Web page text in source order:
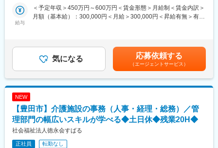
介護業務勤務例※1か月単位の変形労働制(週平均40時間勤務)
早番：7時～16時／日勤：9時～18時／遅番：11時～19時／夜
をお受けするための時間が19時以降になる日などに午後出勤にす
る際は勤務時間を調整のためフレックスを使用可能。土日につい
ても、従業員のマネジメント次第で休暇取得可能。
変更の範囲：会社の定める業務
・備品の管理（総務と連携）
・スタッフのフォロー
＜住宅型有料老人ホーム＞
・住宅型有料老人ホームほんじんの森（愛知県名古屋市中村区鳥
・住宅型有料老人ホームなかがわの森（愛知県名古屋市中川区高
畑5-17）
・住宅型有料老人ホームなかむらの森（愛知県名古屋市中村区中
・住宅型有料老人ホームナーシングホームふしやの森（愛知県名
社の定める事業所
給与
＜予定年収＞450万円～600万円＜賃金形態＞月給制＜賃金内訳＞
月額（基本給）：300,000円＜月給＞300,000円＜昇給有無＞有＜
ります。月給(月額)は固定手当を含めた表記です。
気になる 応募依頼する
（エージェントサービス）
NEW
【豊田市】介護施設の事務（人事・経理・総務）／管
理部門の幅広いスキルが学べる◆土日休◆残業20H◆
社会福祉法人徳永会すばる
正社員 転勤なし